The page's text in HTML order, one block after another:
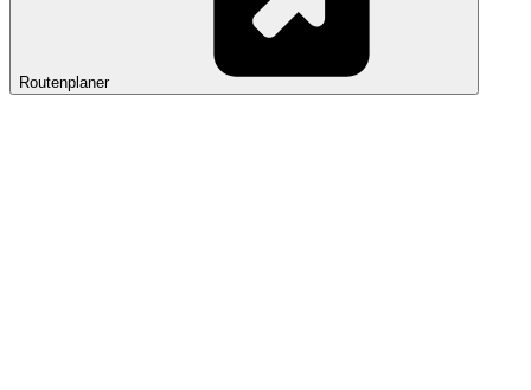
Routenplaner